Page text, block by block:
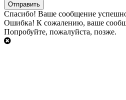
Cпасибо! Ваше сообщение
Ошибка! К сожалению, ваше
Попробуйте, пожалуйста, позже.